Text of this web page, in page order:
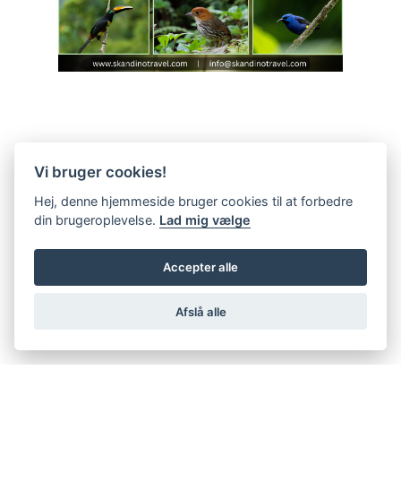
Vi bruger cookies!
Hej, denne hjemmeside bruger cookies til at forbedre
din brugeroplevelse. Lad mig vælge
Accepter alle
Afslå alle